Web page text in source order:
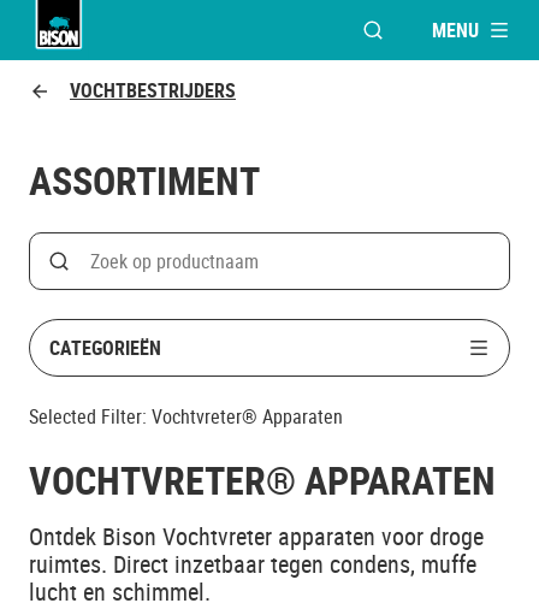
VENSTER OPENEN
MENU
VOCHTBESTRIJDERS
ASSORTIMENT
Search
Zoek op productnaam
CATEGORIEËN
Selected Filter: Vochtvreter® Apparaten
VOCHTVRETER® APPARATEN
Ontdek Bison Vochtvreter apparaten voor droge
ruimtes. Direct inzetbaar tegen condens, muffe
lucht en schimmel.